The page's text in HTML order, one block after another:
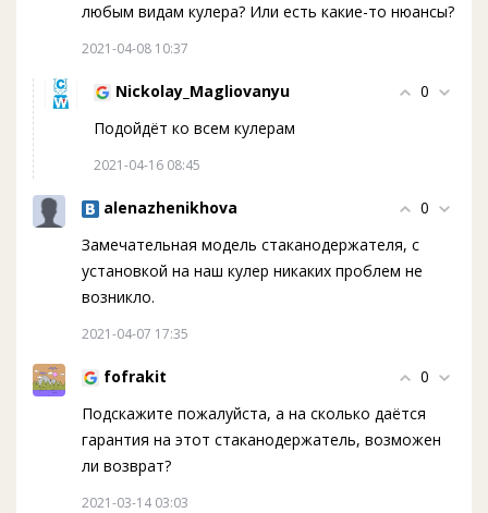
любым видам кулера? Или есть какие-то нюансы?
2021-04-08 10:37
Nickolay_Magliovanyu
0
Подойдёт ко всем кулерам
2021-04-16 08:45
alenazhenikhova
0
Замечательная модель стаканодержателя, с
установкой на наш кулер никаких проблем не
возникло.
2021-04-07 17:35
fofrakit
0
Подскажите пожалуйста, а на сколько даётся
гарантия на этот стаканодержатель, возможен
ли возврат?
2021-03-14 03:03